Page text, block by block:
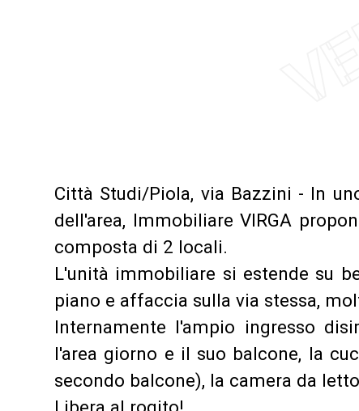
Città Studi/Piola, via Bazzini - In
dell'area, Immobiliare VIRGA
composta di 2 locali.
L'unità immobiliare si estende su
piano e affaccia sulla via stessa,
Internamente l'ampio ingresso
l'area giorno e il suo balcone, la
secondo balcone), la camera da